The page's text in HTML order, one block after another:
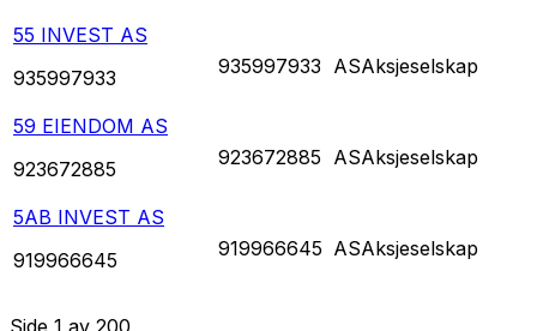
55 INVEST AS
935997933
935997933 ASAksjeselskap
59 EIENDOM AS
923672885
923672885 ASAksjeselskap
5AB INVEST AS
919966645
919966645 ASAksjeselskap
Side 1 av 200